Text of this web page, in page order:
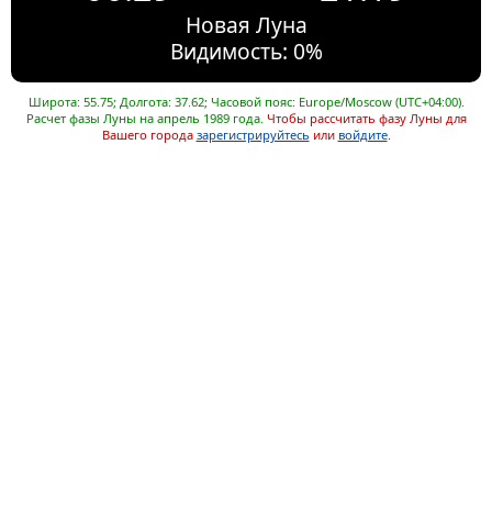
Новая Луна
Видимость: 0%
Широта: 55.75; Долгота: 37.62; Часовой пояс: Europe/Moscow (UTC+04:00).
Расчет фазы Луны на апрель 1989 года. Чтобы рассчитать фазу Луны для
Вашего города зарегистрируйтесь или войдите.